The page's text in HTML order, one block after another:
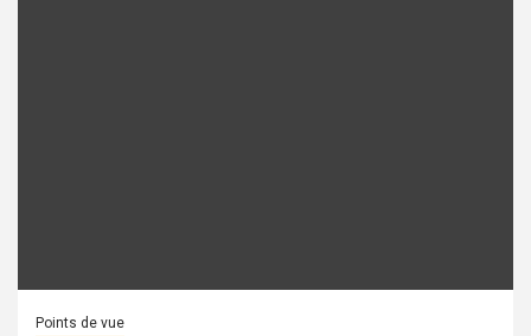
Points de vue